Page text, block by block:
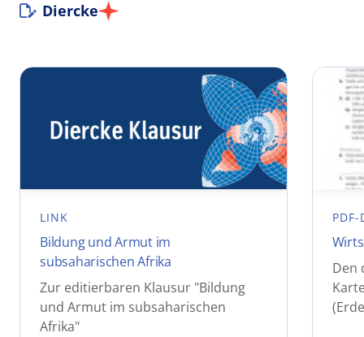
Diercke
LINK
Bildung und Armut im
subsaharischen Afrika
Zur editierbaren Klausur "Bildung
und Armut im subsaharischen
Afrika"
PDF-
Den